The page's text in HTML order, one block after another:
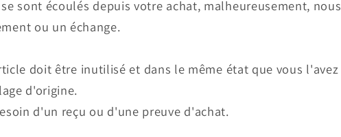
sont écoulés depuis votre achat, malheureusement, nous
ou un échange.
doit être inutilisé et dans le même état que vous l'avez
d'origine.
d'un reçu ou d'une preuve d'achat.